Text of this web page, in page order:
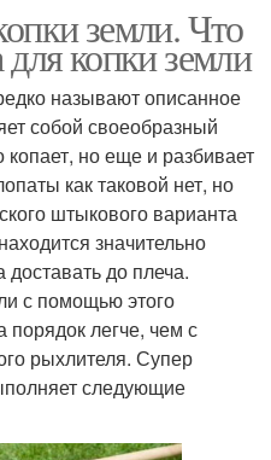
земли. Что
для копки земли
называют описанное
собой своеобразный
копает, но еще и разбивает
как таковой нет, но
штыкового варианта
значительно
до плеча.
с помощью этого
порядок легче, чем с
рыхлителя. Супер
следующие